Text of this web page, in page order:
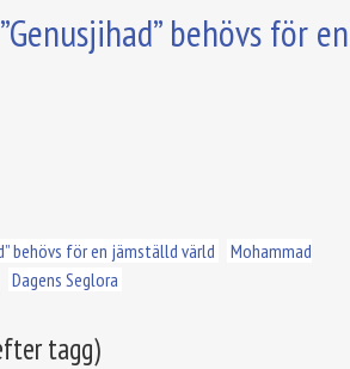
behövs för en
behövs för en jämställd värld
Mohammad
Dagens Seglora
tagg)